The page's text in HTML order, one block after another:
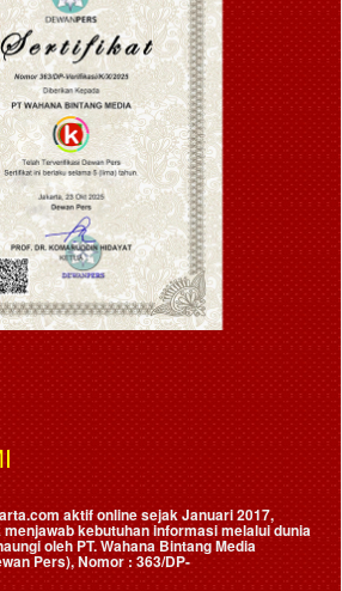
aktif online sejak Januari 2017,
kebutuhan informasi melalui dunia
oleh PT. Wahana Bintang Media
Pers), Nomor : 363/DP-